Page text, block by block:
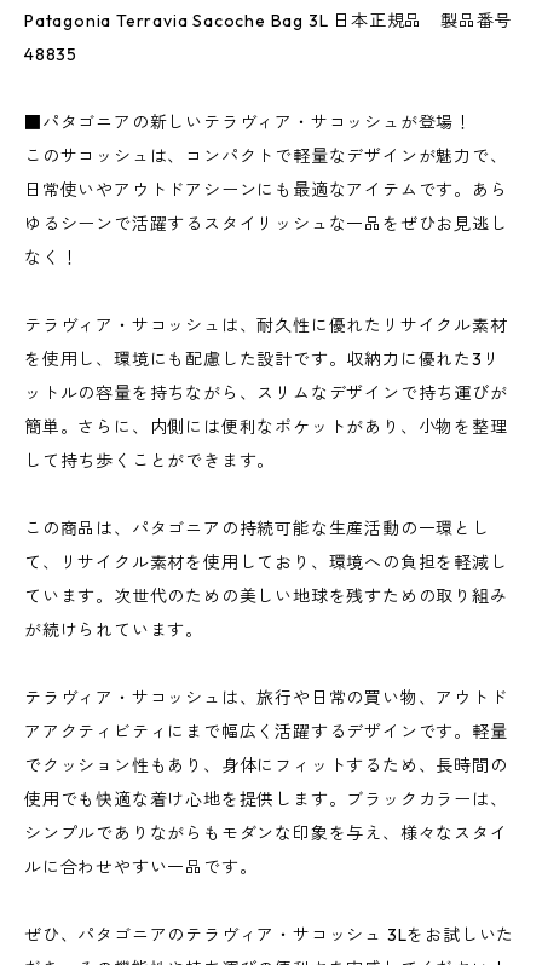
Patagonia Terravia Sacoche Bag 3L 日本正規品 製品番号
48835
■パタゴニアの新しいテラヴィア・サコッシュが登場！
このサコッシュは、コンパクトで軽量なデザインが魅力で、
日常使いやアウトドアシーンにも最適なアイテムです。あら
ゆるシーンで活躍するスタイリッシュな一品をぜひお見逃し
なく！
テラヴィア・サコッシュは、耐久性に優れたリサイクル素材
を使用し、環境にも配慮した設計です。収納力に優れた3リ
ットルの容量を持ちながら、スリムなデザインで持ち運びが
簡単。さらに、内側には便利なポケットがあり、小物を整理
して持ち歩くことができます。
この商品は、パタゴニアの持続可能な生産活動の一環とし
て、リサイクル素材を使用しており、環境への負担を軽減し
ています。次世代のための美しい地球を残すための取り組み
が続けられています。
テラヴィア・サコッシュは、旅行や日常の買い物、アウトド
アアクティビティにまで幅広く活躍するデザインです。軽量
でクッション性もあり、身体にフィットするため、長時間の
使用でも快適な着け心地を提供します。ブラックカラーは、
シンプルでありながらもモダンな印象を与え、様々なスタイ
ルに合わせやすい一品です。
ぜひ、パタゴニアのテラヴィア・サコッシュ 3Lをお試しいた